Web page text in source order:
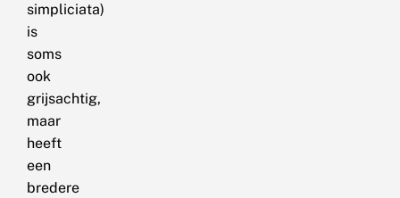
simpliciata)
is
soms
ook
grijsachtig,
maar
heeft
een
bredere